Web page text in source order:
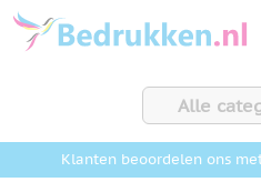
Ga naar de inhoud
Alle
Klanten beoordelen ons